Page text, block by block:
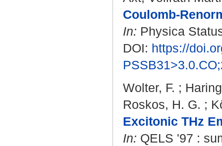
Coulomb-
In: Physica
DOI: https://
Wolter, F. ;
Roskos, H. G. ;
Excitonic THz
In: QELS '97 :